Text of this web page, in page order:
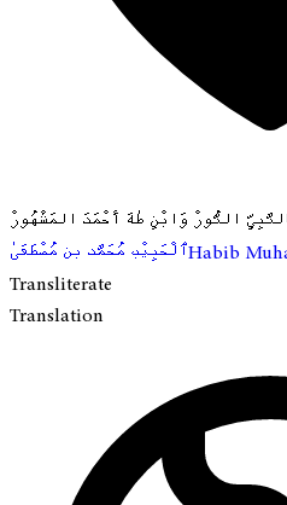
النُّورْ وَابْنِ طٰهَ أَحْمَدَ المَشْهُورْ
ٱلْحَبِيْب مُحَمَّد بن مُصْطَفَىٰHabib
Transliterate
Translation